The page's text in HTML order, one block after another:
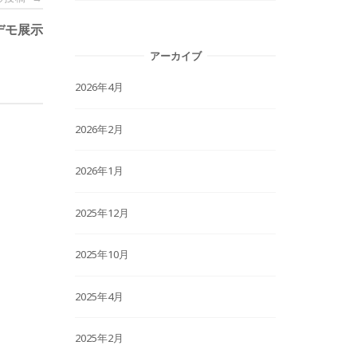
モ展示
アーカイブ
2026年4月
2026年2月
2026年1月
2025年12月
2025年10月
2025年4月
2025年2月